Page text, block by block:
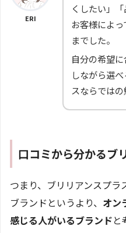
ERI
くしたい」「
お客様によ
までした。
自分の希望
しながら選
スならではの
口コミから分かるブ
つまり、ブリリアンスプラ
ブランドというより、 オン
感じる人がいるブランドと